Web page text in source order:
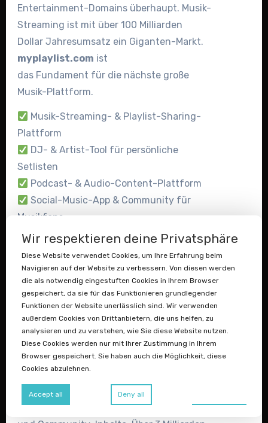
Entertainment-Domains überhaupt. Musik-
Streaming ist mit über 100 Milliarden
Dollar Jahresumsatz ein Giganten-Markt.
myplaylist.com ist
das Fundament für die nächste große
Musik-Plattform.
Musik-Streaming- & Playlist-Sharing-
Plattform
DJ- & Artist-Tool für persönliche
Setlisten
Podcast- & Audio-Content-Plattform
Social-Music-App & Community für
Musikfans
Jetzt Angebot abgeben für
myplaylist.com →
gamer.info– Die Informationsquelle für
die Gaming-Community
gamer.infoist ein Einwort-Domain-
Juwel: präzise, direkt und
unmissverständlich. Die .info-Endung
unterstreicht den informativen Charakter
und macht diese Domain zur idealen
Heimat für Gaming-News, Guides, Tipps
Wir respektieren deine Privatsphäre
Diese Website verwendet Cookies, um Ihre Erfahrung beim
Navigieren auf der Website zu verbessern. Von diesen werden
die als notwendig eingestuften Cookies in Ihrem Browser
gespeichert, da sie für das Funktionieren grundlegender
Funktionen der Website unerlässlich sind. Wir verwenden
außerdem Cookies von Drittanbietern, die uns helfen, zu
analysieren und zu verstehen, wie Sie diese Website nutzen.
Diese Cookies werden nur mit Ihrer Zustimmung in Ihrem
Browser gespeichert. Sie haben auch die Möglichkeit, diese
Cookies abzulehnen.
Accept all Deny all